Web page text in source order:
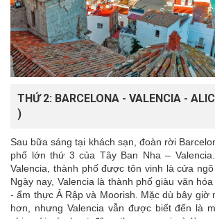
THỨ 2: BARCELONA - VALENCIA -
)
Sau bữa sáng tại khách sạn, đoàn rời
phố lớn thứ 3 của Tây Ban Nha –
Valencia, thành phố được tôn vinh là cửa
Ngày nay, Valencia là thành phố giàu văn
- ẩm thực Ả Rập và Moorish. Mặc dù bây giờ
hơn, nhưng Valencia vẫn được biết đến là